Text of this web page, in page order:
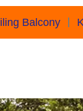
Balcony